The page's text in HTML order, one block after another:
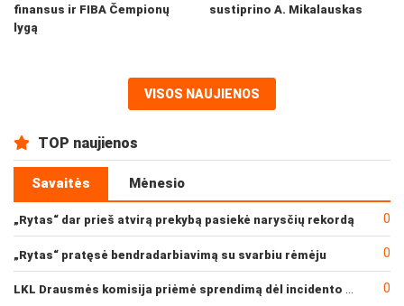
finansus ir FIBA Čempionų
lygą
sustiprino A. Mikalauskas
VISOS NAUJIENOS
TOP naujienos
Savaitės Mėnesio
„Rytas“ dar prieš atvirą prekybą pasiekė narysčių rekordą 0
„Rytas“ pratęsė bendradarbiavimą su svarbiu rėmėju 0
0